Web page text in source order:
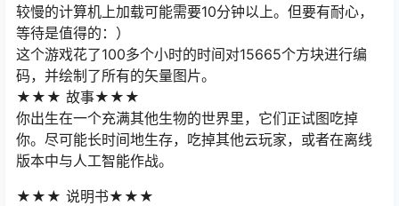
较慢的计算机上加载可能需要10分钟以上。但要有耐心，
等待是值得的：）
这个游戏花了100多个小时的时间对15665个方块进行编
码，并绘制了所有的矢量图片。
★★★ 故事★★★
你出生在一个充满其他生物的世界里，它们正试图吃掉
你。尽可能长时间地生存，吃掉其他云玩家，或者在离线
版本中与人工智能作战。
★★★ 说明书★★★